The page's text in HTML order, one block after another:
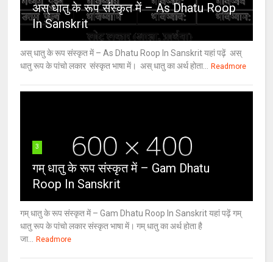
अस् धातु के रूप संस्कृत में – As Dhatu Roop
In Sanskrit
अस् धातु के रूप संस्कृत में – As Dhatu Roop In Sanskrit यहां पढ़ें अस्
धातु रूप के पांचो लकार संस्कृत भाषा में। अस् धातु का अर्थ होता... Readmore
3
गम् धातु के रूप संस्कृत में – Gam Dhatu
Roop In Sanskrit
गम् धातु के रूप संस्कृत में – Gam Dhatu Roop In Sanskrit यहां पढ़ें गम्
धातु रूप के पांचो लकार संस्कृत भाषा में। गम् धातु का अर्थ होता है
जा... Readmore